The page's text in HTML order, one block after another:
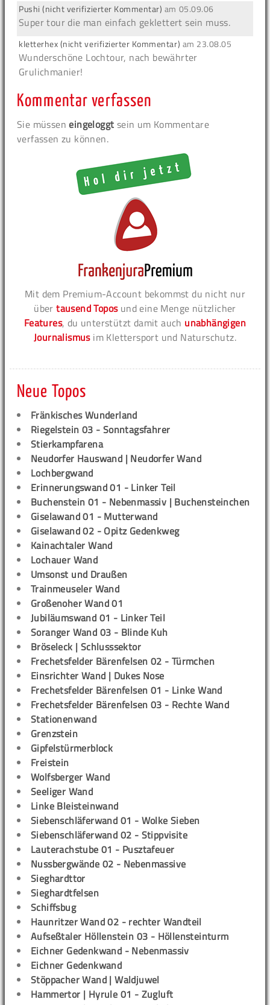
Pushi (nicht verifizierter Kommentar) am 05.09.06
Super tour die man einfach geklettert sein muss.
kletterhex (nicht verifizierter Kommentar) am 23.08.05
Wunderschöne Lochtour, nach bewährter
Grulichmanier!
Kommentar verfassen
Sie müsseneingeloggt sein um Kommentare
verfassen zu können.
Mit dem Premium-Account bekommst du nicht nur
übertausend Toposund eine Menge nützlicher
Features, du unterstützt damit auch unabhängigen
Journalismusim Klettersport und Naturschutz.
Neue Topos
Fränkisches Wunderland
Riegelstein 03 - Sonntagsfahrer
Stierkampfarena
Neudorfer Hauswand | Neudorfer Wand
Lochbergwand
Erinnerungswand 01 - Linker Teil
Buchenstein 01 - Nebenmassiv | Buchensteinchen
Giselawand 01 - Mutterwand
Giselawand 02 - Opitz Gedenkweg
Kainachtaler Wand
Lochauer Wand
Umsonst und Draußen
Trainmeuseler Wand
Großenoher Wand 01
Jubiläumswand 01 - Linker Teil
Soranger Wand 03 - Blinde Kuh
Bröseleck | Schlusssektor
Frechetsfelder Bärenfelsen 02 - Türmchen
Einsrichter Wand | Dukes Nose
Frechetsfelder Bärenfelsen 01 - Linke Wand
Frechetsfelder Bärenfelsen 03 - Rechte Wand
Stationenwand
Grenzstein
Gipfelstürmerblock
Freistein
Wolfsberger Wand
Seeliger Wand
Linke Bleisteinwand
Siebenschläferwand 01 - Wolke Sieben
Siebenschläferwand 02 - Stippvisite
Lauterachstube 01 - Pusztafeuer
Nussbergwände 02 - Nebenmassive
Sieghardttor
Sieghardtfelsen
Schiffsbug
Haunritzer Wand 02 - rechter Wandteil
Aufseßtaler Höllenstein 03 - Höllensteinturm
Eichner Gedenkwand - Nebenmassiv
Eichner Gedenkwand
Stöppacher Wand | Waldjuwel
Hammertor | Hyrule 01 - Zugluft